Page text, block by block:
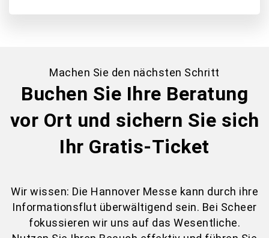
Machen Sie den nächsten Schritt
Buchen Sie Ihre Beratung
vor Ort und sichern Sie sich
Ihr Gratis-Ticket
Wir wissen: Die Hannover Messe kann durch ihre
Informationsflut überwältigend sein. Bei Scheer
fokussieren wir uns auf das Wesentliche.